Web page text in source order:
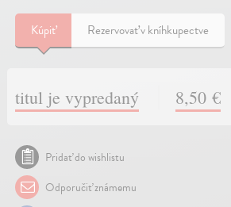
Kúpiť Rezervovať v kníhkupectve
titul je vypredaný 8,50 €
Pridať do wishlistu
Odporučiť známemu